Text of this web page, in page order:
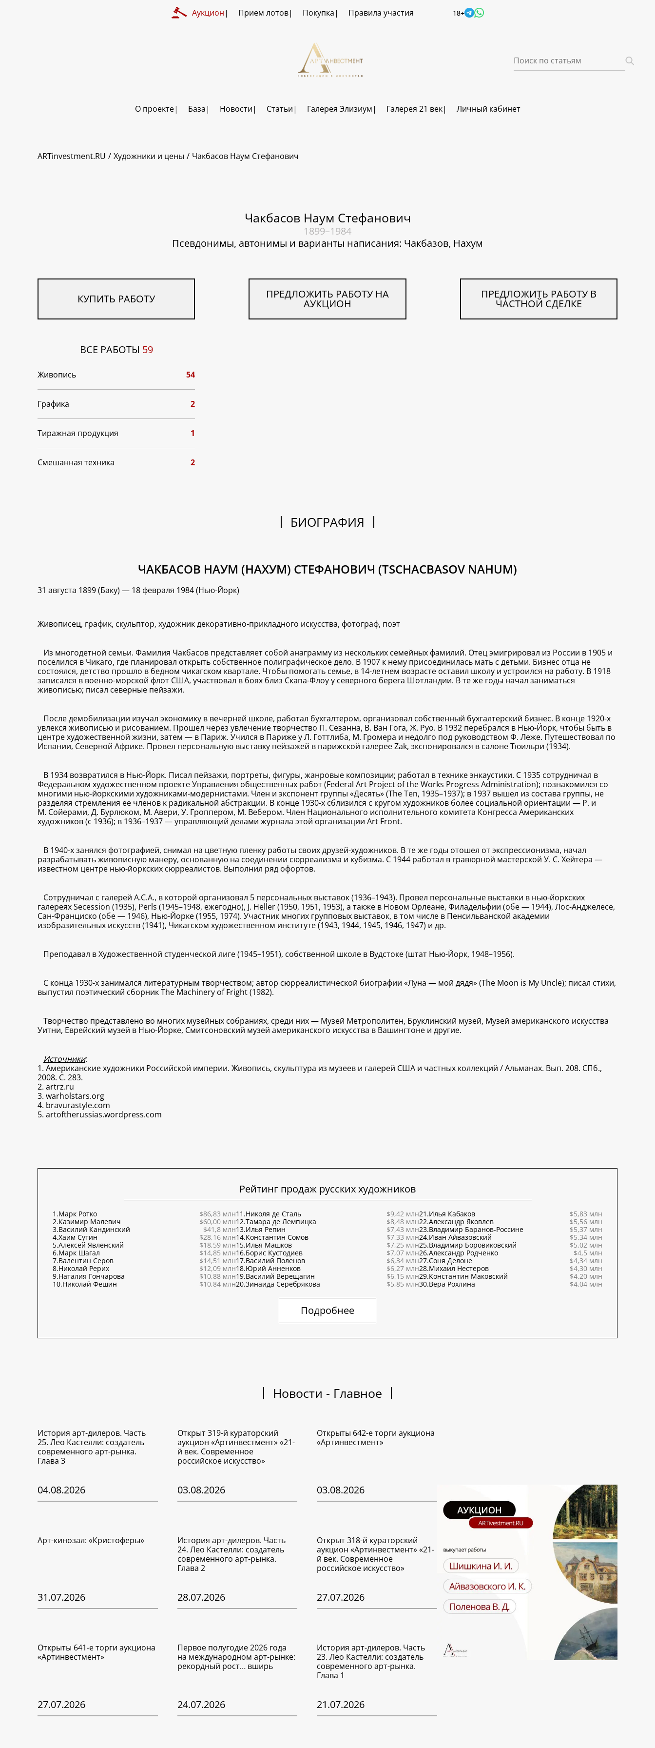
Аукцион Прием лотов Покупка Правила участия 18+
О проекте База Новости Статьи Галерея Элизиум Галерея 21 век Личный кабинет
ARTinvestment.RU Художники и цены Чакбасов Наум Стефанович
Чакбасов Наум Стефанович
1899–1984
Псевдонимы, автонимы и варианты написания: Чакбазов, Нахум
КУПИТЬ РАБОТУ ПРЕДЛОЖИТЬ РАБОТУ НА
АУКЦИОН
ПРЕДЛОЖИТЬ РАБОТУ В
ЧАСТНОЙ СДЕЛКЕ
ВСЕ РАБОТЫ 59
Живопись 54
Графика 2
Тиражная продукция 1
Смешанная техника 2
БИОГРАФИЯ
ЧАКБАСОВ НАУМ (НАХУМ) СТЕФАНОВИЧ (TSCHACBASOV NAHUM)
31 августа 1899 (Баку) — 18 февраля 1984 (Нью-Йорк)
Живописец, график, скульптор, художник декоративно-прикладного искусства, фотограф, поэт
Из многодетной семьи. Фамилия Чакбасов представляет собой анаграмму из нескольких семейных фамилий. Отец эмигрировал из России в 1905 и
поселился в Чикаго, где планировал открыть собственное полиграфическое дело. В 1907 к нему присоединилась мать с детьми. Бизнес отца не
состоялся, детство прошло в бедном чикагском квартале. Чтобы помогать семье, в 14-летнем возрасте оставил школу и устроился на работу. В 1918
записался в военно-морской флот США, участвовал в боях близ Скапа-Флоу у северного берега Шотландии. В те же годы начал заниматься
живописью; писал северные пейзажи.
После демобилизации изучал экономику в вечерней школе, работал бухгалтером, организовал собственный бухгалтерский бизнес. В конце 1920-х
увлекся живописью и рисованием. Прошел через увлечение творчество П. Сезанна, В. Ван Гога, Ж. Руо. В 1932 перебрался в Нью-Йорк, чтобы быть в
центре художественной жизни, затем — в Париж. Учился в Париже у Л. Готтлиба, М. Громера и недолго под руководством Ф. Леже. Путешествовал по
Испании, Северной Африке. Провел персональную выставку пейзажей в парижской галерее Zak, экспонировался в салоне Тюильри (1934).
В 1934 возвратился в Нью-Йорк. Писал пейзажи, портреты, фигуры, жанровые композиции; работал в технике энкаустики. С 1935 сотрудничал в
Федеральном художественном проекте Управления общественных работ (Federal Art Project of the Works Progress Administration); познакомился со
многими нью-йоркскими художниками-модернистами. Член и экспонент группы «Десять» (The Ten, 1935–1937); в 1937 вышел из состава группы, не
разделяя стремления ее членов к радикальной абстракции. В конце 1930-х сблизился с кругом художников более социальной ориентации — Р. и
М. Сойерами, Д. Бурлюком, М. Авери, У. Гроппером, М. Вебером. Член Национального исполнительного комитета Конгресса Американских
художников (с 1936); в 1936–1937 — управляющий делами журнала этой организации Art Front.
В 1940-х занялся фотографией, снимал на цветную пленку работы своих друзей-художников. В те же годы отошел от экспрессионизма, начал
разрабатывать живописную манеру, основанную на соединении сюрреализма и кубизма. С 1944 работал в гравюрной мастерской У. С. Хейтера —
известном центре нью-йоркских сюрреалистов. Выполнил ряд офортов.
Сотрудничал с галерей A.C.A., в которой организовал 5 персональных выставок (1936–1943). Провел персональные выставки в нью-йоркских
галереях Secession (1935), Perls (1945–1948, ежегодно), J. Heller (1950, 1951, 1953), а также в Новом Орлеане, Филадельфии (обе — 1944), Лос-Анджелесе,
Сан-Франциско (обе — 1946), Нью-Йорке (1955, 1974). Участник многих групповых выставок, в том числе в Пенсильванской академии
изобразительных искусств (1941), Чикагском художественном институте (1943, 1944, 1945, 1946, 1947) и др.
Преподавал в Художественной студенческой лиге (1945–1951), собственной школе в Вудстоке (штат Нью-Йорк, 1948–1956).
С конца 1930-х занимался литературным творчеством; автор сюрреалистической биографии «Луна — мой дядя» (The Moon is My Uncle); писал стихи,
выпустил поэтический сборник The Machinery of Fright (1982).
Творчество представлено во многих музейных собраниях, среди них — Музей Метрополитен, Бруклинский музей, Музей американского искусства
Уитни, Еврейский музей в Нью-Йорке, Смитсоновский музей американского искусства в Вашингтоне и другие.
Источники:
1. Американские художники Российской империи. Живопись, скульптура из музеев и галерей США и частных коллекций / Альманах. Вып. 208. СПб.,
2008. С. 283.
2. artrz.ru
3. warholstars.org
4. bravurastyle.com
5. artoftherussias.wordpress.com
Рейтинг продаж русских художников
1.Марк Ротко
$86,83 млн
2.Казимир Малевич
$60,00 млн
3.Василий Кандинский
$41,8 млн
4.Хаим Сутин
$28,16 млн
5.Алексей Явленский
$18,59 млн
6.Марк Шагал
$14,85 млн
7.Валентин Серов
$14,51 млн
8.Николай Рерих
$12,09 млн
9.Наталия Гончарова
$10,88 млн
10.Николай Фешин $10,84 млн
11.Николя де Сталь
$9,42 млн
12.Тамара де Лемпицка
$8,48 млн
13.Илья Репин
$7,43 млн
14.Константин Сомов
$7,33 млн
15.Илья Машков
$7,25 млн
16.Борис Кустодиев
$7,07 млн
17.Василий Поленов
$6,34 млн
18.Юрий Анненков
$6,27 млн
19.Василий Верещагин
$6,15 млн
20.Зинаида Серебрякова $5,85 млн
21.Илья Кабаков
$5,83 млн
22.Александр Яковлев
$5,56 млн
23.Владимир Баранов-Россине
$5,37 млн
24.Иван Айвазовский
$5,34 млн
25.Владимир Боровиковский
$5,02 млн
26.Александр Родченко
$4,5 млн
27.Соня Делоне
$4,34 млн
28.Михаил Нестеров
$4,30 млн
29.Константин Маковский
$4,20 млн
30.Вера Рохлина $4,04 млн
Подробнее
Новости - Главное
История арт-дилеров. Часть
25. Лео Кастелли: создатель
современного арт-рынка.
Глава 3
04.08.2026
Открыт 319-й кураторский
аукцион «Артинвестмент» «21-
й век. Современное
российское искусство»
03.08.2026
Открыты 642-е торги аукциона
«Артинвестмент»
03.08.2026
Арт-кинозал: «Кристоферы»
31.07.2026
История арт-дилеров. Часть
24. Лео Кастелли: создатель
современного арт-рынка.
Глава 2
28.07.2026
Открыт 318-й кураторский
аукцион «Артинвестмент» «21-
й век. Современное
российское искусство»
27.07.2026
Открыты 641-е торги аукциона
«Артинвестмент»
27.07.2026
Первое полугодие 2026 года
на международном арт-рынке:
рекордный рост… вширь
24.07.2026
История арт-дилеров. Часть
23. Лео Кастелли: создатель
современного арт-рынка.
Глава 1
21.07.2026